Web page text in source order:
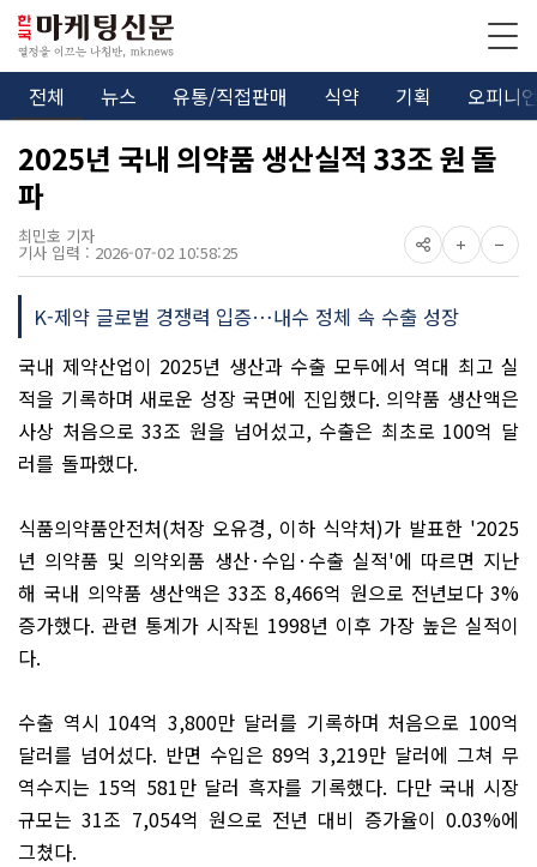
전체 뉴스 유통/직접판매 식약 기획 오피니
2025년 국내 의약품 생산실적 33조 원 돌
파
최민호 기자
기사 입력 : 2026-07-02 10:58:25
K-제약 글로벌 경쟁력 입증…내수 정체 속 수출 성장
국내 제약산업이 2025년 생산과 수출 모두에서 역대 최고 실
적을 기록하며 새로운 성장 국면에 진입했다. 의약품 생산액은
사상 처음으로33조 원을 넘어섰고, 수출은 최초로 100억 달
러를 돌파했다.
식품의약품안전처(처장 오유경, 이하 식약처)가 발표한 '2025
년 의약품 및 의약외품 생산· 수입 · 수출 실적'에 따르면 지난
해 국내 의약품 생산액은 33조8,466억 원으로 전년보다 3%
증가했다. 관련 통계가 시작된 1998년 이후 가장 높은 실적이
다.
수출 역시 104억 3,800만 달러를 기록하며 처음으로 100억
달러를 넘어섰다. 반면 수입은 89억3,219만 달러에 그쳐 무
역수지는 15억 581만 달러 흑자를 기록했다. 다만 국내 시장
규모는31조 7,054억 원으로 전년 대비 증가율이0.03%에
그쳤다.